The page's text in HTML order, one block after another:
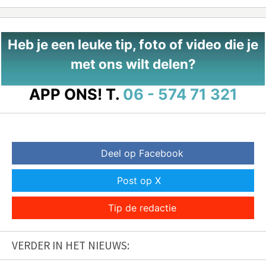
Heb je een leuke tip, foto of video die je
met ons wilt delen?
APP ONS! T. 06 - 574 71 321
Deel op Facebook
Post op X
Tip de redactie
VERDER IN HET NIEUWS: